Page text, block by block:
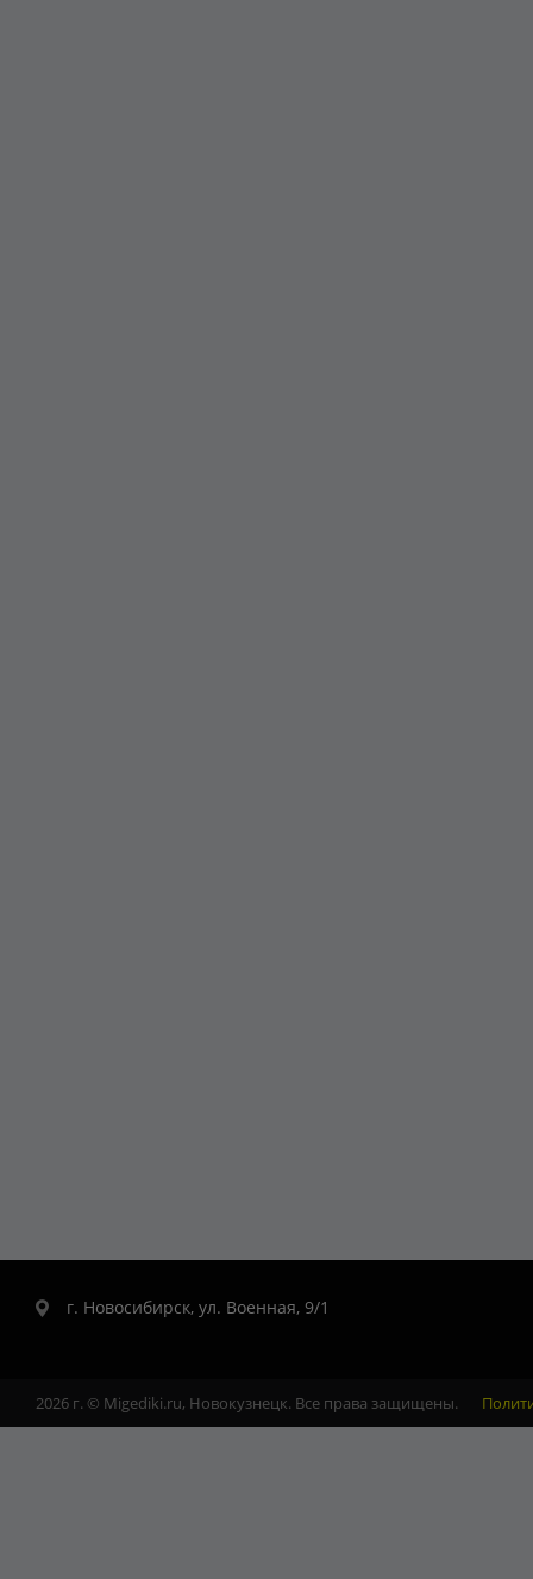
г. Новосибирск, ул. Военная, 9/1
2026 г. © Migediki.ru, Новокузнецк. Все права защищены.